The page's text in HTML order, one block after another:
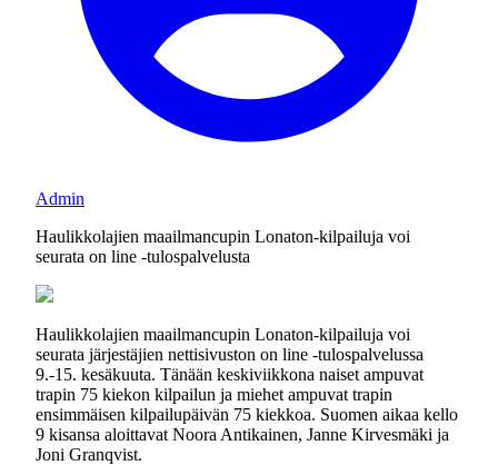
Admin
Haulikkolajien maailmancupin Lonaton-kilpailuja voi
seurata on line -tulospalvelusta
Haulikkolajien maailmancupin Lonaton-kilpailuja voi
seurata järjestäjien nettisivuston on line -tulospalvelussa
9.-15. kesäkuuta. Tänään keskiviikkona naiset ampuvat
trapin 75 kiekon kilpailun ja miehet ampuvat trapin
ensimmäisen kilpailupäivän 75 kiekkoa. Suomen aikaa kello
9 kisansa aloittavat Noora Antikainen, Janne Kirvesmäki ja
Joni Granqvist.